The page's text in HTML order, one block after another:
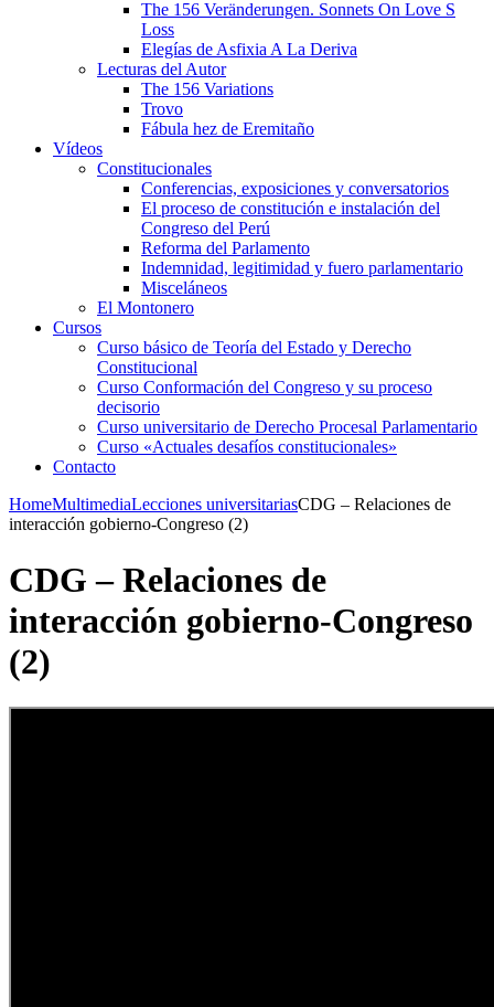
The 156 Veränderungen. Sonnets On Love S
Loss
Elegías de Asfixia A La Deriva
Lecturas del Autor
The 156 Variations
Trovo
Fábula hez de Eremitaño
Vídeos
Constitucionales
Conferencias, exposiciones y conversatorios
El proceso de constitución e instalación del
Congreso del Perú
Reforma del Parlamento
Indemnidad, legitimidad y fuero parlamentario
Misceláneos
El Montonero
Cursos
Curso básico de Teoría del Estado y Derecho
Constitucional
Curso Conformación del Congreso y su proceso
decisorio
Curso universitario de Derecho Procesal Parlamentario
Curso «Actuales desafíos constitucionales»
Contacto
HomeMultimediaLecciones universitariasCDG – Relaciones de
interacción gobierno-Congreso (2)
CDG – Relaciones de
interacción gobierno-Congreso
(2)